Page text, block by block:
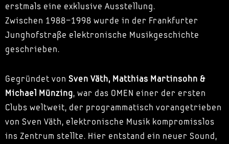
erstmals eine exklusive Ausstellung.
Zwischen 1988–1998 wurde in der Frankfurter
Junghofstraße elektronische Musikgeschichte
geschrieben.
Gegründet von Sven Väth, Matthias Martinsohn &
Michael Münzing, war das OMEN einer der ersten
Clubs weltweit, der programmatisch vorangetrieben
von Sven Väth, elektronische Musik kompromisslos
ins Zentrum stellte. Hier entstand ein neuer Sound,